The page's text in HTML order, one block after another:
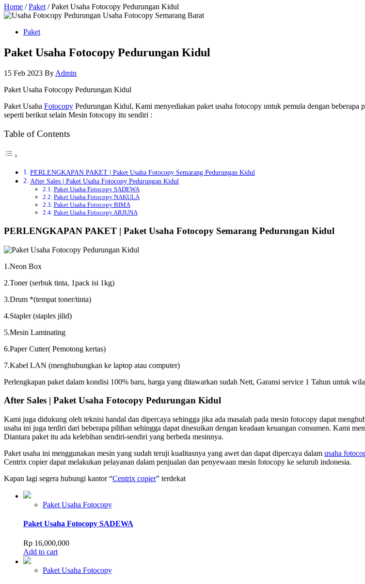
Home /Paket / Paket Usaha Fotocopy Pedurungan Kidul
Paket
Paket Usaha Fotocopy Pedurungan Kidul
15 Feb 2023 By Admin
Paket Usaha Fotocopy Pedurungan Kidul
Paket Usaha Fotocopy Pedurungan Kidul, Kami menyediakan paket usaha fotocopy untuk pemula dengan
seperti berikut selain Mesin fotocopy itu sendiri :
Table of Contents
PERLENGKAPAN PAKET | Paket Usaha Fotocopy Semarang Pedurungan Kidul
After Sales | Paket Usaha Fotocopy Pedurungan Kidul
Paket Usaha Fotocopy SADEWA
Paket Usaha Fotocopy NAKULA
Paket Usaha Fotocopy BIMA
Paket Usaha Fotocopy ARJUNA
PERLENGKAPAN PAKET | Paket Usaha Fotocopy Semarang Pedurungan Kidul
1.Neon Box
2.Toner (serbuk tinta, 1pack isi 1kg)
3.Drum *(tempat toner/tinta)
4.Stapler (staples jilid)
5.Mesin Laminating
6.Paper Cutter( Pemotong kertas)
7.Kabel LAN (menghubungkan ke laptop atau computer)
Perlengkapan paket dalam kondisi 100% baru, harga yang ditawarkan sudah Nett, Garansi service 1 Tahun untuk
After Sales | Paket Usaha Fotocopy Pedurungan Kidul
Kami juga didukung oleh teknisi handal dan dipercaya sehingga jika ada masalah pada mesin fotocopy dapat
usaha ini juga terdiri dari beberapa pilihan sehingga dapat disesuikan dengan keadaan keuangan consumen. Kami
Diantara paket itu ada kelebihan sendiri-sendiri yang berbeda mesinnya.
Paket usaha ini menggunakan mesin yang sudah teruji kualitasnya yang awet dan dapat dipercaya dalam usaha
Centrix copier dapat melakukan pelayanan dalam penjualan dan penyewaan mesin fotocopy ke seluruh indonesia.
Kapan lagi segera hubungi kantor “Centrix copier” terdekat
Paket Usaha Fotocopy
Paket Usaha Fotocopy SADEWA
Rp 16,000,000
Add to cart
Paket Usaha Fotocopy